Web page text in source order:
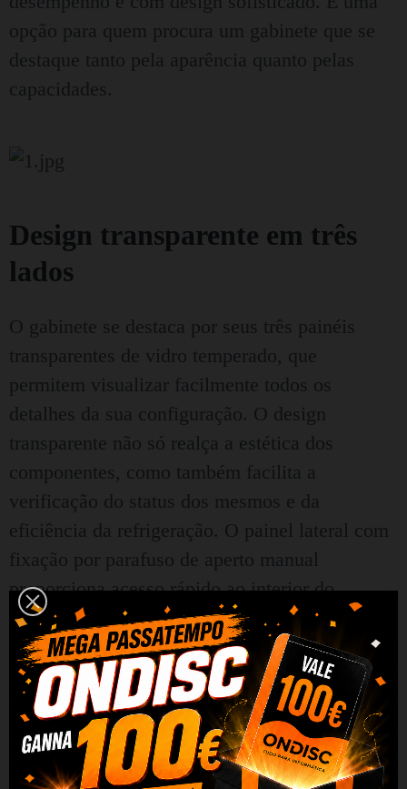
opção para quem procura um gabinete que se
destaque tanto pela aparência quanto pelas
capacidades.
Design transparente em três
lados
O gabinete se destaca por seus três painéis
transparentes de vidro temperado, que
permitem visualizar facilmente todos os
detalhes da sua configuração. O design
transparente não só realça a estética dos
componentes, como também facilita a
verificação do status dos mesmos e da
eficiência da refrigeração. O painel lateral com
fixação por parafuso de aperto manual
proporciona acesso rápido ao interior do
gabinete. A partir de agora, seu espaço de
trabalho impressionará com seu design
futurista.